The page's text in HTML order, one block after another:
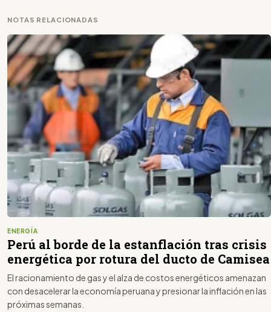
NOTAS RELACIONADAS
ENERGÍA
Perú al borde de la estanflación tras crisis
energética por rotura del ducto de Camisea
El racionamiento de gas y el alza de costos energéticos amenazan
con desacelerar la economía peruana y presionar la inflación en las
próximas semanas.